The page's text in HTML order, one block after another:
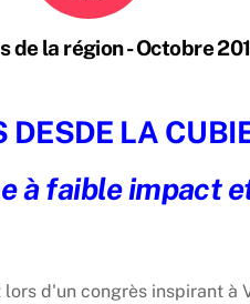
de la région - Octobre
DESDE LA
à faible impact
d'un congrès inspirant à